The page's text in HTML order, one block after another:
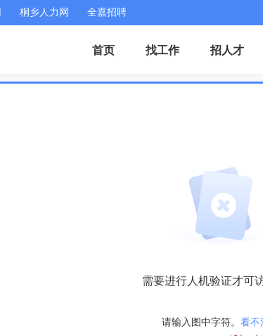
桐乡人力网 全嘉招聘
首页 找工作 招人才
需要进行人机验证才可
请输入图中字符。 看不